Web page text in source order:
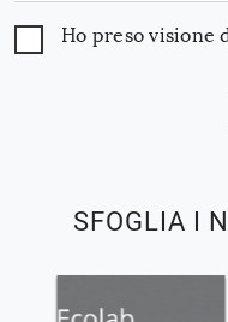
SFOGLIA I
Ho preso visione